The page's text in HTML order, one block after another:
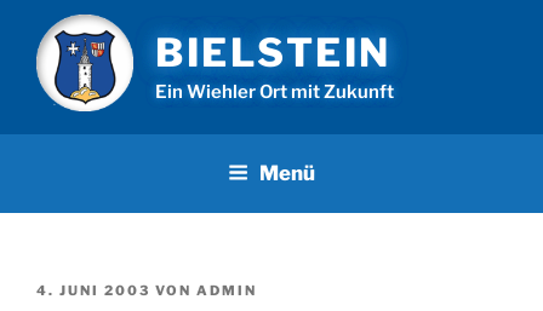
Inhalt
springen
BIELSTEIN
Ein Wiehler Ort mit Zukunft
Menü
VERÖFFENTLICHT
4. JUNI 2003 VON ADMIN